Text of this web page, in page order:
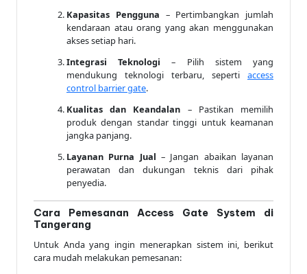
Kapasitas Pengguna – Pertimbangkan jumlah
kendaraan atau orang yang akan menggunakan
akses setiap hari.
Integrasi Teknologi – Pilih sistem yang
mendukung teknologi terbaru, seperti access
control barrier gate.
Kualitas dan Keandalan – Pastikan memilih
produk dengan standar tinggi untuk keamanan
jangka panjang.
Layanan Purna Jual – Jangan abaikan layanan
perawatan dan dukungan teknis dari pihak
penyedia.
Cara Pemesanan Access Gate System di
Tangerang
Untuk Anda yang ingin menerapkan sistem ini, berikut
cara mudah melakukan pemesanan: